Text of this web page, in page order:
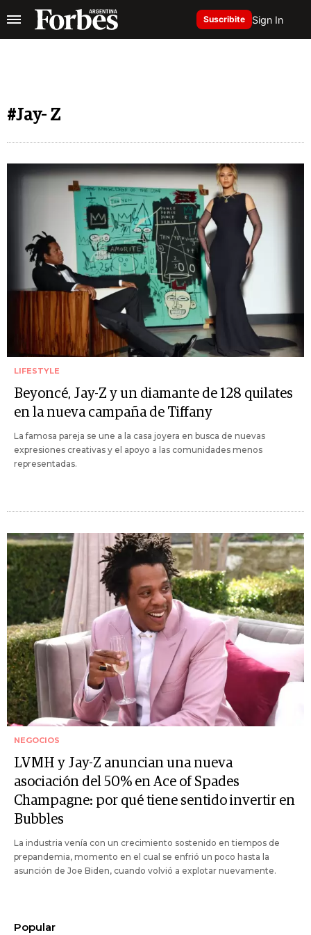
Suscribite Sign In
#Jay- Z
LIFESTYLE
Beyoncé, Jay-Z y un diamante de 128 quilates
en la nueva campaña de Tiffany
La famosa pareja se une a la casa joyera en busca de nuevas
expresiones creativas y el apoyo a las comunidades menos
representadas.
NEGOCIOS
LVMH y Jay-Z anuncian una nueva
asociación del 50% en Ace of Spades
Champagne: por qué tiene sentido invertir en
Bubbles
La industria venía con un crecimiento sostenido en tiempos de
prepandemia, momento en el cual se enfrió un poco hasta la
asunción de Joe Biden, cuando volvió a explotar nuevamente.
Popular